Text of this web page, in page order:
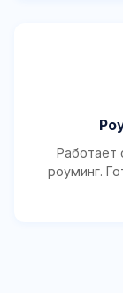
Работает
роуминг.